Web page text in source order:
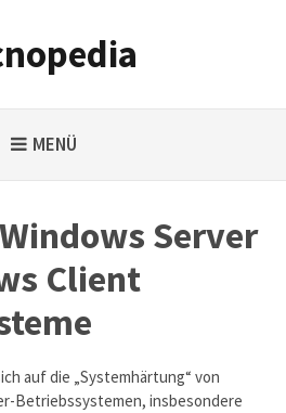
MENÜ
Server
Client
auf die „Systemhärtung“ von
Betriebssystemen, insbesondere